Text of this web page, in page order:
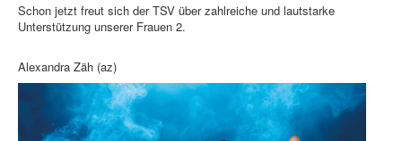
Schon jetzt freut sich der TSV über zahlreiche und lautstarke
Unterstützung unserer Frauen 2.
Alexandra Zäh (az)